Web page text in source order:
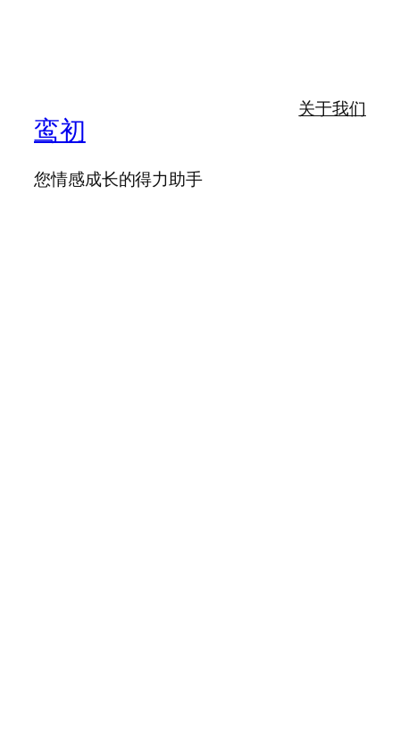
鸾初
您情感成长的得力助手
关于我们